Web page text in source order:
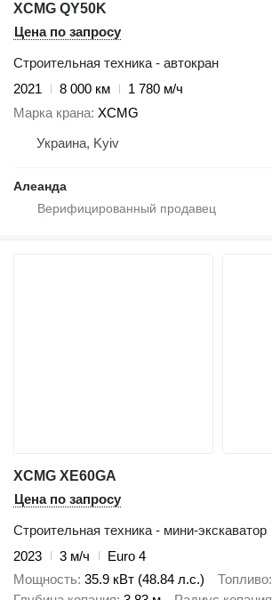
XCMG QY50K
Цена по запросу
Строительная техника - автокран
2021
8 000 км
1 780 м/ч
Марка крана XCMG
Украина, Kyiv
Алеанда
XCMG XE60GA
Цена по запросу
Строительная техника - мини-экскаватор
2023
3 м/ч
Euro 4
Мощность 35.9 кВт (48.84 л.с.) Топливо